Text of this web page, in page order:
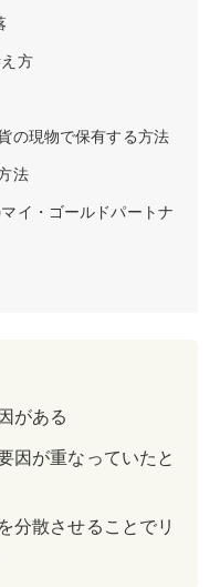
方
の現物で保有する方法
法
イ・ゴールドパートナ
がある
因が重なっていたと
分散させることでリ